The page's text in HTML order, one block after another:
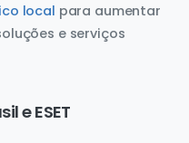
local para aumentar
e serviços
e ESET